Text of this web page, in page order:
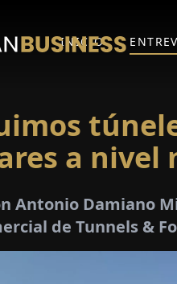
INICIO
a nivel
Antonio Damiano
de Tunnels &